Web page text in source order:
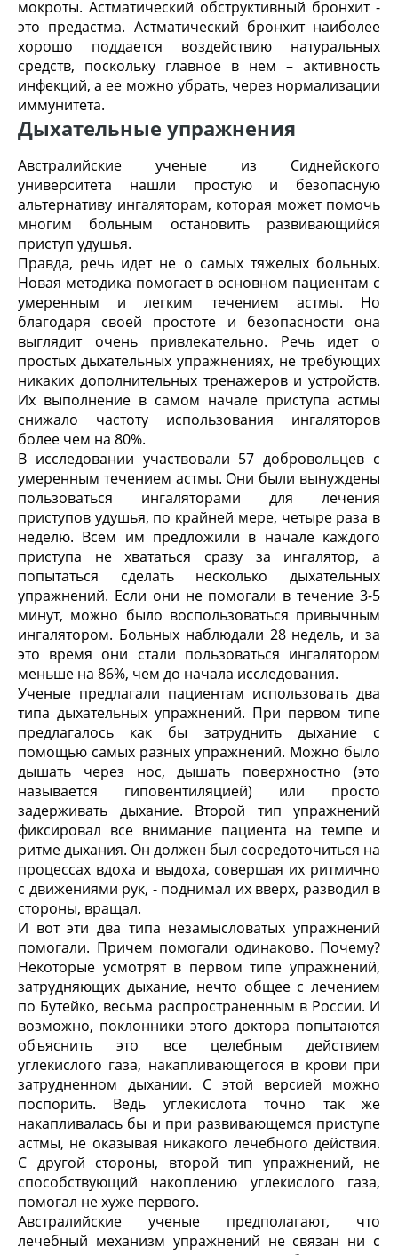
мокроты. Астматический обструктивный бронхит -
это предастма. Астматический бронхит наиболее
хорошо поддается воздействию натуральных
средств, поскольку главное в нем – активность
инфекций, а ее можно убрать, через нормализации
иммунитета.
Дыхательные упражнения
Австралийские ученые из Сиднейского
университета нашли простую и безопасную
альтернативу ингаляторам, которая может помочь
многим больным остановить развивающийся
приступ удушья.
Правда, речь идет не о самых тяжелых больных.
Новая методика помогает в основном пациентам с
умеренным и легким течением астмы. Но
благодаря своей простоте и безопасности она
выглядит очень привлекательно. Речь идет о
простых дыхательных упражнениях, не требующих
никаких дополнительных тренажеров и устройств.
Их выполнение в самом начале приступа астмы
снижало частоту использования ингаляторов
более чем на 80%.
В исследовании участвовали 57 добровольцев с
умеренным течением астмы. Они были вынуждены
пользоваться ингаляторами для лечения
приступов удушья, по крайней мере, четыре раза в
неделю. Всем им предложили в начале каждого
приступа не хвататься сразу за ингалятор, а
попытаться сделать несколько дыхательных
упражнений. Если они не помогали в течение 3-5
минут, можно было воспользоваться привычным
ингалятором. Больных наблюдали 28 недель, и за
это время они стали пользоваться ингалятором
меньше на 86%, чем до начала исследования.
Ученые предлагали пациентам использовать два
типа дыхательных упражнений. При первом типе
предлагалось как бы затруднить дыхание с
помощью самых разных упражнений. Можно было
дышать через нос, дышать поверхностно (это
называется гиповентиляцией) или просто
задерживать дыхание. Второй тип упражнений
фиксировал все внимание пациента на темпе и
ритме дыхания. Он должен был сосредоточиться на
процессах вдоха и выдоха, совершая их ритмично
с движениями рук, - поднимал их вверх, разводил в
стороны, вращал.
И вот эти два типа незамысловатых упражнений
помогали. Причем помогали одинаково. Почему?
Некоторые усмотрят в первом типе упражнений,
затрудняющих дыхание, нечто общее с лечением
по Бутейко, весьма распространенным в России. И
возможно, поклонники этого доктора попытаются
объяснить это все целебным действием
углекислого газа, накапливающегося в крови при
затрудненном дыхании. С этой версией можно
поспорить. Ведь углекислота точно так же
накапливалась бы и при развивающемся приступе
астмы, не оказывая никакого лечебного действия.
С другой стороны, второй тип упражнений, не
способствующий накоплению углекислого газа,
помогал не хуже первого.
Австралийские ученые предполагают, что
лечебный механизм упражнений не связан ни с